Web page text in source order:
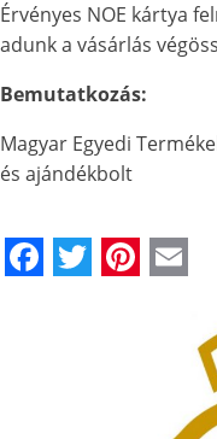
Érvényes NOE kártya
adunk a vásárlás
Bemutatkozás:
Magyar Egyedi
és ajándékbolt
Facebook
Twitter